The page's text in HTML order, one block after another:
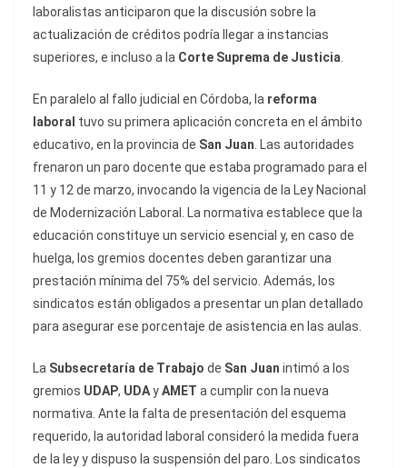
laboralistas anticiparon que la discusión sobre la
actualización de créditos podría llegar a instancias
superiores, e incluso a la Corte Suprema de Justicia.
En paralelo al fallo judicial en Córdoba, la reforma
laboral tuvo su primera aplicación concreta en el ámbito
educativo, en la provincia de San Juan. Las autoridades
frenaron un paro docente que estaba programado para el
11 y 12 de marzo, invocando la vigencia de la Ley Nacional
de Modernización Laboral. La normativa establece que la
educación constituye un servicio esencial y, en caso de
huelga, los gremios docentes deben garantizar una
prestación mínima del 75% del servicio. Además, los
sindicatos están obligados a presentar un plan detallado
para asegurar ese porcentaje de asistencia en las aulas.
La Subsecretaría de Trabajo de San Juan intimó a los
gremios UDAP, UDAyAMET a cumplir con la nueva
normativa. Ante la falta de presentación del esquema
requerido, la autoridad laboral consideró la medida fuera
de la ley y dispuso la suspensión del paro. Los sindicatos